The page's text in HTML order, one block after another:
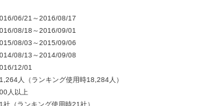
06/21～2016/08/17
08/18～2016/09/01
08/03～2015/09/06
08/13～2014/09/08
12/01
人（ランキング使用時18,284人）
人以上